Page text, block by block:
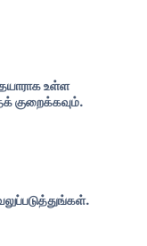
உள்ள
குறைக்கவும்.